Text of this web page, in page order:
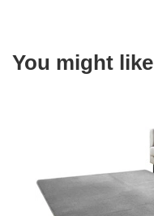
You might like